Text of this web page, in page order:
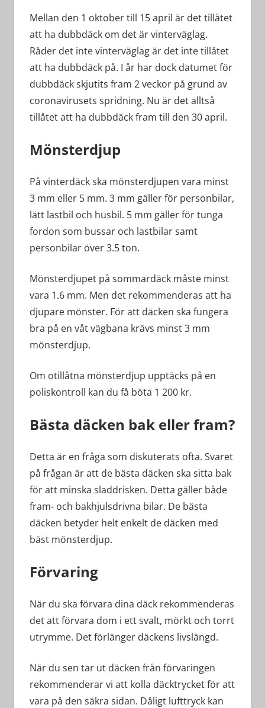
Mellan den 1 oktober till 15 april är det tillåtet
att ha dubbdäck om det är vinterväglag.
Råder det inte vinterväglag är det inte tillåtet
att ha dubbdäck på. I år har dock datumet för
dubbdäck skjutits fram 2 veckor på grund av
coronavirusets spridning. Nu är det alltså
tillåtet att ha dubbdäck fram till den 30 april.
Mönsterdjup
På vinterdäck ska mönsterdjupen vara minst
3 mm eller 5 mm. 3 mm gäller för personbilar,
lätt lastbil och husbil. 5 mm gäller för tunga
fordon som bussar och lastbilar samt
personbilar över 3.5 ton.
Mönsterdjupet på sommardäck måste minst
vara 1.6 mm. Men det rekommenderas att ha
djupare mönster. För att däcken ska fungera
bra på en våt vägbana krävs minst 3 mm
mönsterdjup.
Om otillåtna mönsterdjup upptäcks på en
poliskontroll kan du få böta 1 200 kr.
Bästa däcken bak eller fram?
Detta är en fråga som diskuterats ofta. Svaret
på frågan är att de bästa däcken ska sitta bak
för att minska sladdrisken. Detta gäller både
fram- och bakhjulsdrivna bilar. De bästa
däcken betyder helt enkelt de däcken med
bäst mönsterdjup.
Förvaring
När du ska förvara dina däck rekommenderas
det att förvara dom i ett svalt, mörkt och torrt
utrymme. Det förlänger däckens livslängd.
När du sen tar ut däcken från förvaringen
rekommenderar vi att kolla däcktrycket för att
vara på den säkra sidan. Dåligt lufttryck kan